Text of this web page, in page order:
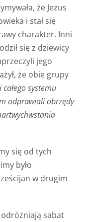
że Jezus
i stał się
charakter. Inni
się z dziewicy
jego
że obie grupy
systemu
odprawiali obrzędy
się od tych
było
w drugim
sabat